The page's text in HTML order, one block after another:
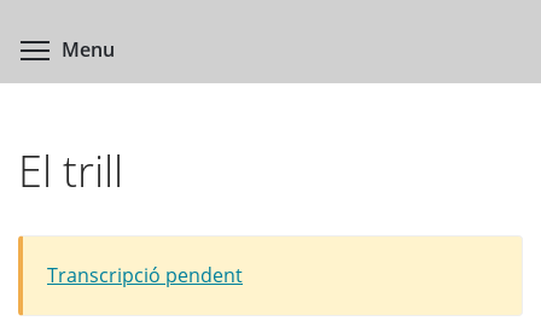
Menu
El trill
Transcripció pendent